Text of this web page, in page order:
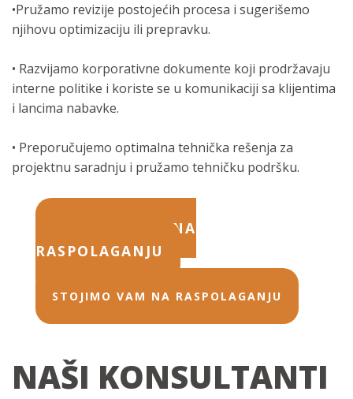
•Pružamo revizije postojećih procesa i sugerišemo
njihovu optimizaciju ili prepravku.
• Razvijamo korporativne dokumente koji prodržavaju
interne politike i koriste se u komunikaciji sa klijentima
i lancima nabavke.
• Preporučujemo optimalna tehnička rešenja za
projektnu saradnju i pružamo tehničku podršku.
STOJIMO VAM NA
RASPOLAGANJU
STOJIMO VAM NA RASPOLAGANJU
NAŠI KONSULTANTI